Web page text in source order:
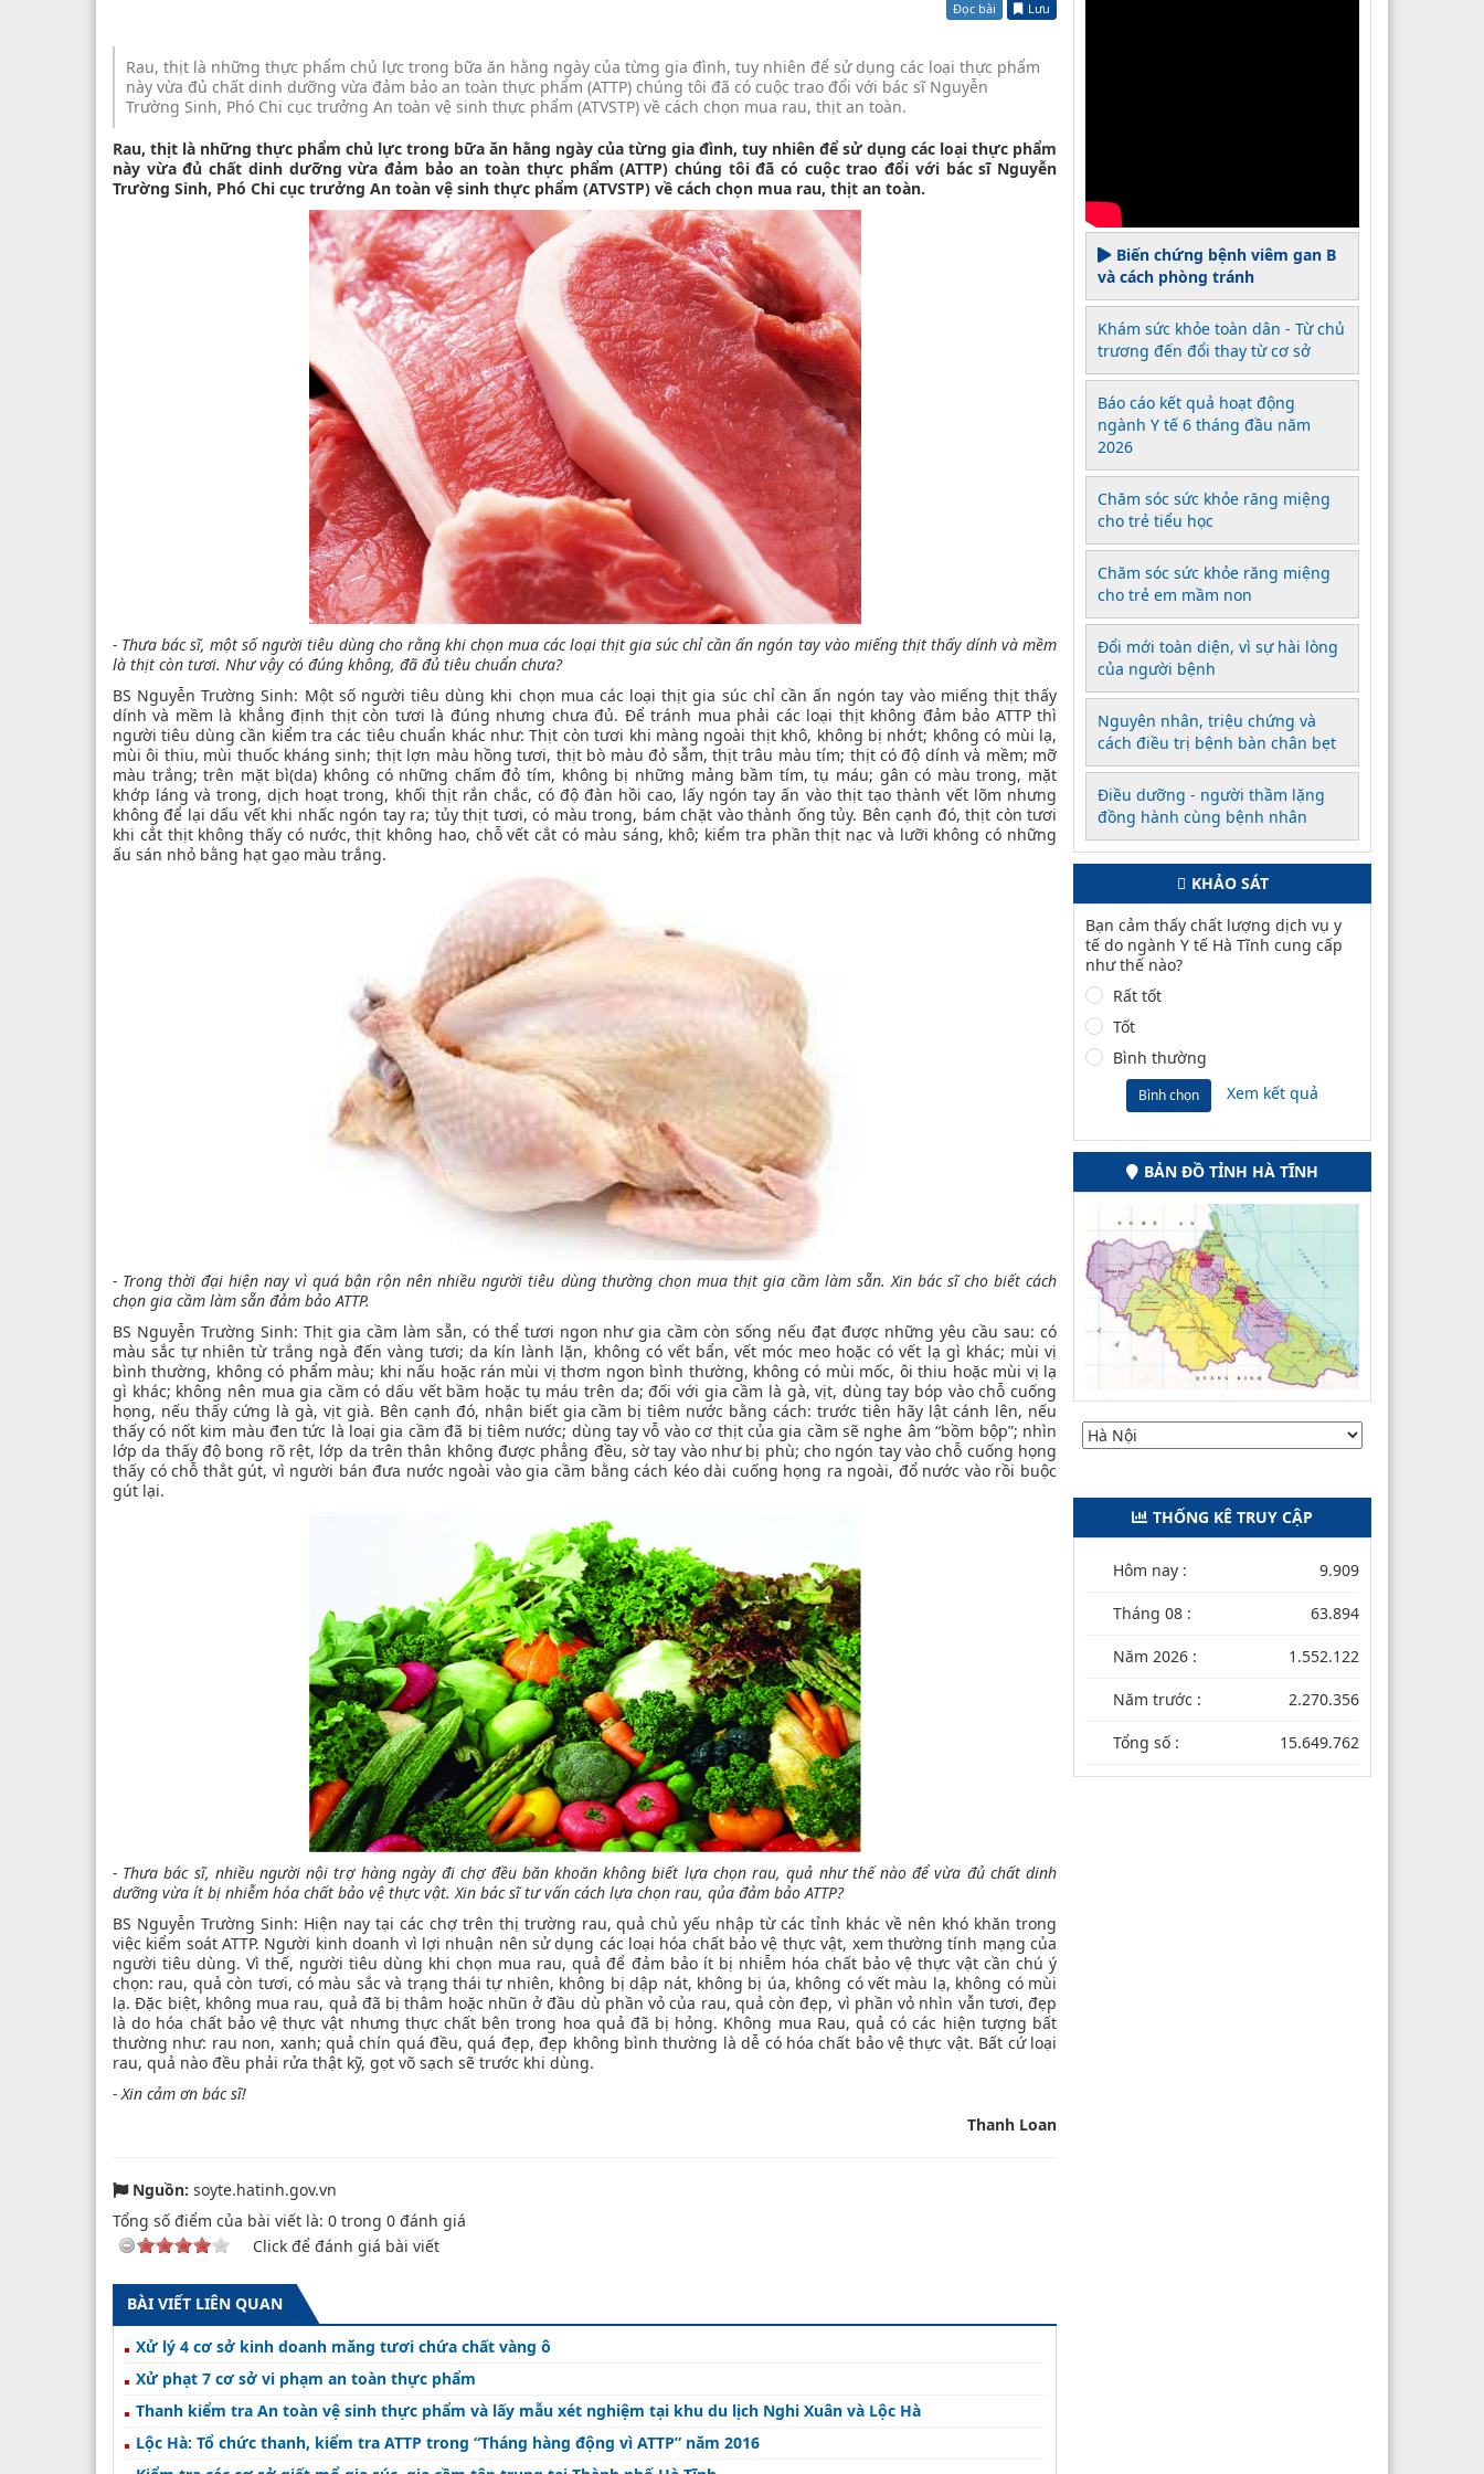
Đọc bài Lưu
Rau, thịt là những thực phẩm chủ lực trong bữa ăn hằng ngày của từng gia đình, tuy nhiên để sử dụng các loại thực phẩm
này vừa đủ chất dinh dưỡng vừa đảm bảo an toàn thực phẩm (ATTP) chúng tôi đã có cuộc trao đổi với bác sĩ Nguyễn
Trường Sinh, Phó Chi cục trưởng An toàn vệ sinh thực phẩm (ATVSTP) về cách chọn mua rau, thịt an toàn.
Rau, thịt là những thực phẩm chủ lực trong bữa ăn hằng ngày của từng gia đình, tuy nhiên để sử dụng các loại thực phẩm
này vừa đủ chất dinh dưỡng vừa đảm bảo an toàn thực phẩm (ATTP) chúng tôi đã có cuộc trao đổi với bác sĩ Nguyễn
Trường Sinh, Phó Chi cục trưởng An toàn vệ sinh thực phẩm (ATVSTP) về cách chọn mua rau, thịt an toàn.
- Thưa bác sĩ, một số người tiêu dùng cho rằng khi chọn mua các loại thịt gia súc chỉ cần ấn ngón tay vào miếng thịt thấy dính và mềm
là thịt còn tươi. Như vậy có đúng không, đã đủ tiêu chuẩn chưa?
BS Nguyễn Trường Sinh: Một số người tiêu dùng khi chọn mua các loại thịt gia súc chỉ cần ấn ngón tay vào miếng thịt thấy
dính và mềm là khẳng định thịt còn tươi là đúng nhưng chưa đủ. Để tránh mua phải các loại thịt không đảm bảo ATTP thì
người tiêu dùng cần kiểm tra các tiêu chuẩn khác như: Thịt còn tươi khi màng ngoài thịt khô, không bị nhớt; không có mùi lạ,
mùi ôi thiu, mùi thuốc kháng sinh; thịt lợn màu hồng tươi, thịt bò màu đỏ sẫm, thịt trâu màu tím; thịt có độ dính và mềm; mỡ
màu trắng; trên mặt bì(da) không có những chấm đỏ tím, không bị những mảng bầm tím, tụ máu; gân có màu trong, mặt
khớp láng và trong, dịch hoạt trong, khối thịt rắn chắc, có độ đàn hồi cao, lấy ngón tay ấn vào thịt tạo thành vết lõm nhưng
không để lại dấu vết khi nhấc ngón tay ra; tủy thịt tươi, có màu trong, bám chặt vào thành ống tủy. Bên cạnh đó, thịt còn tươi
khi cắt thịt không thấy có nước, thịt không hao, chỗ vết cắt có màu sáng, khô; kiểm tra phần thịt nạc và lưỡi không có những
ấu sán nhỏ bằng hạt gạo màu trắng.
- Trong thời đại hiện nay vì quá bận rộn nên nhiều người tiêu dùng thường chọn mua thịt gia cầm làm sẵn. Xin bác sĩ cho biết cách
chọn gia cầm làm sẵn đảm bảo ATTP.
BS Nguyễn Trường Sinh: Thịt gia cầm làm sẵn, có thể tươi ngon như gia cầm còn sống nếu đạt được những yêu cầu sau: có
màu sắc tự nhiên từ trắng ngà đến vàng tươi; da kín lành lặn, không có vết bẩn, vết móc meo hoặc có vết lạ gì khác; mùi vị
bình thường, không có phẩm màu; khi nấu hoặc rán mùi vị thơm ngon bình thường, không có mùi mốc, ôi thiu hoặc mùi vị lạ
gì khác; không nên mua gia cầm có dấu vết bầm hoặc tụ máu trên da; đối với gia cầm là gà, vịt, dùng tay bóp vào chỗ cuống
họng, nếu thấy cứng là gà, vịt già. Bên cạnh đó, nhận biết gia cầm bị tiêm nước bằng cách: trước tiên hãy lật cánh lên, nếu
thấy có nốt kim màu đen tức là loại gia cầm đã bị tiêm nước; dùng tay vỗ vào cơ thịt của gia cầm sẽ nghe âm “bồm bộp”; nhìn
lớp da thấy độ bong rõ rệt, lớp da trên thân không được phẳng đều, sờ tay vào như bị phù; cho ngón tay vào chỗ cuống họng
thấy có chỗ thắt gút, vì người bán đưa nước ngoài vào gia cầm bằng cách kéo dài cuống họng ra ngoài, đổ nước vào rồi buộc
gút lại.
- Thưa bác sĩ, nhiều người nội trợ hàng ngày đi chợ đều băn khoăn không biết lựa chọn rau, quả như thế nào để vừa đủ chất dinh
dưỡng vừa ít bị nhiễm hóa chất bảo vệ thực vật. Xin bác sĩ tư vấn cách lựa chọn rau, qủa đảm bảo ATTP?
BS Nguyễn Trường Sinh: Hiện nay tại các chợ trên thị trường rau, quả chủ yếu nhập từ các tỉnh khác về nên khó khăn trong
việc kiểm soát ATTP. Người kinh doanh vì lợi nhuận nên sử dụng các loại hóa chất bảo vệ thực vật, xem thường tính mạng của
người tiêu dùng. Vì thế, người tiêu dùng khi chọn mua rau, quả để đảm bảo ít bị nhiễm hóa chất bảo vệ thực vật cần chú ý
chọn: rau, quả còn tươi, có màu sắc và trạng thái tự nhiên, không bị dập nát, không bị úa, không có vết màu lạ, không có mùi
lạ. Đặc biệt, không mua rau, quả đã bị thâm hoặc nhũn ở đầu dù phần vỏ của rau, quả còn đẹp, vì phần vỏ nhìn vẫn tươi, đẹp
là do hóa chất bảo vệ thực vật nhưng thực chất bên trong hoa quả đã bị hỏng. Không mua Rau, quả có các hiện tượng bất
thường như: rau non, xanh; quả chín quá đều, quá đẹp, đẹp không bình thường là dễ có hóa chất bảo vệ thực vật. Bất cứ loại
rau, quả nào đều phải rửa thật kỹ, gọt võ sạch sẽ trước khi dùng.
- Xin cảm ơn bác sĩ!
Thanh Loan
Nguồn: soyte.hatinh.gov.vn
Tổng số điểm của bài viết là: 0 trong 0 đánh giá
Click để đánh giá bài viết
BÀI VIẾT LIÊN QUAN
Xử lý 4 cơ sở kinh doanh măng tươi chứa chất vàng ô
Xử phạt 7 cơ sở vi phạm an toàn thực phẩm
Thanh kiểm tra An toàn vệ sinh thực phẩm và lấy mẫu xét nghiệm tại khu du lịch Nghi Xuân và Lộc Hà
Lộc Hà: Tổ chức thanh, kiểm tra ATTP trong “Tháng hàng động vì ATTP” năm 2016
Biến chứng bệnh viêm gan B
và cách phòng tránh
Khám sức khỏe toàn dân - Từ chủ
trương đến đổi thay từ cơ sở
Báo cáo kết quả hoạt động
ngành Y tế 6 tháng đầu năm
2026
Chăm sóc sức khỏe răng miệng
cho trẻ tiểu học
Chăm sóc sức khỏe răng miệng
cho trẻ em mầm non
Đổi mới toàn diện, vì sự hài lòng
của người bệnh
Nguyên nhân, triệu chứng và
cách điều trị bệnh bàn chân bẹt
Điều dưỡng - người thầm lặng
đồng hành cùng bệnh nhân
KHẢO SÁT
Bạn cảm thấy chất lượng dịch vụ y
tế do ngành Y tế Hà Tĩnh cung cấp
như thế nào?
Rất tốt
Tốt
Bình thường
Bình chọn Xem kết quả
BẢN ĐỒ TỈNH HÀ TĨNH
THỐNG KÊ TRUY CẬP
Hôm nay : 9.909
Tháng 08 : 63.894
Năm 2026 : 1.552.122
Năm trước : 2.270.356
Tổng số : 15.649.762